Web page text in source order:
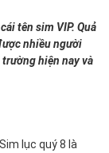
tên sim VIP. Quả
nhiều người
hiện nay và
lục quý 8 là